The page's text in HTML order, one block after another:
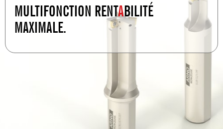
MULTIFONCTION RENTABILITÉ
MAXIMALE.